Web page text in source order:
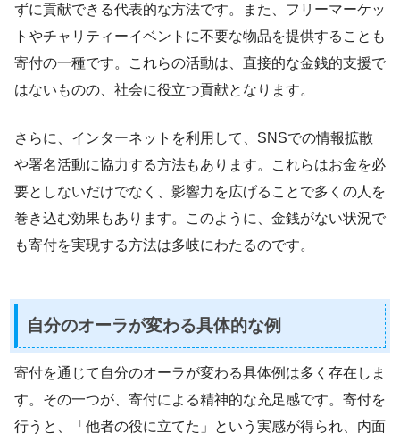
ずに貢献できる代表的な方法です。また、フリーマーケッ
トやチャリティーイベントに不要な物品を提供することも
寄付の一種です。これらの活動は、直接的な金銭的支援で
はないものの、社会に役立つ貢献となります。
さらに、インターネットを利用して、SNSでの情報拡散
や署名活動に協力する方法もあります。これらはお金を必
要としないだけでなく、影響力を広げることで多くの人を
巻き込む効果もあります。このように、金銭がない状況で
も寄付を実現する方法は多岐にわたるのです。
自分のオーラが変わる具体的な例
寄付を通じて自分のオーラが変わる具体例は多く存在しま
す。その一つが、寄付による精神的な充足感です。寄付を
行うと、「他者の役に立てた」という実感が得られ、内面